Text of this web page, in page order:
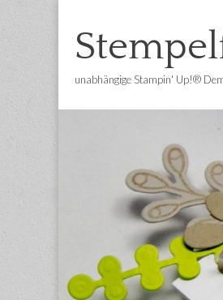
unabhängige Stampin' Up!®